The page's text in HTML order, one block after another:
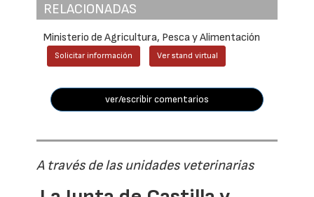
RELACIONADAS
Ministerio de Agricultura, Pesca y Alimentación
Solicitar información Ver stand virtual
ver/escribir comentarios
A través de las unidades veterinarias